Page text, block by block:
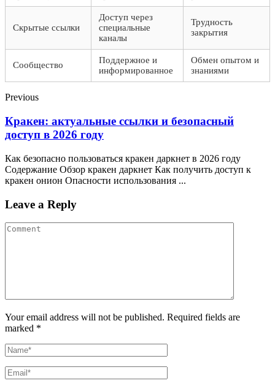
Скрытые ссылки
Доступ через
специальные
каналы
Трудность
закрытия
Сообщество
Поддержное и
информированное
Обмен опытом и
знаниями
Previous
Кракен: актуальные ссылки и безопасный
доступ в 2026 году
Как безопасно пользоваться кракен даркнет в 2026 году
Содержание Обзор кракен даркнет Как получить доступ к
кракен онион Опасности использования ...
Leave a Reply
Your email address will not be published. Required fields are
marked *